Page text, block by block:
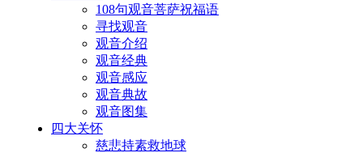
108句观音菩萨祝福语
寻找观音
观音介绍
观音经典
观音感应
观音典故
观音图集
四大关怀
慈悲持素救地球